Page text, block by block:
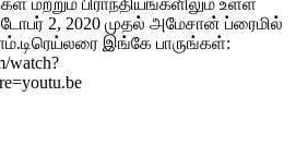
2, 2020 முதல் அமேசான் ப்ரைமில்
இங்கே பாருங்கள்:
watch?